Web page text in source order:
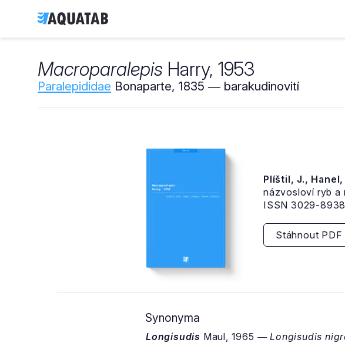
Macroparalepis Harry, 1953
Paralepididae Bonaparte, 1835 ― barakudinovití
Plíštil, J.,
názvosloví ryb a
ISSN 3029-
Stáhnout PDF
Synonyma
Longisudis Maul, 1965 ―Longisudis